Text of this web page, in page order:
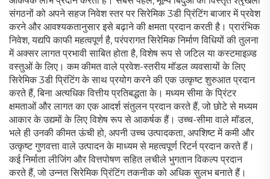
संगठनों को अपने सहज निवेश स्तर पर सिरेमिक 3डी प्रिंटिंग बाजार में प्रवेश
करने और आवश्यकतानुसार इसे बढ़ाने की क्षमता प्रदान करती है। प्रारंभिक
निवेश, यद्यपि काफी महत्वपूर्ण है, परंपरागत सिरेमिक निर्माण विधियों की तुलना
में अक्सर लागत प्रभावी साबित होता है, विशेष रूप से जटिल या कस्टमाइज़्ड
वस्तुओं के लिए। कम कीमत वाले प्रवेश-स्तरीय मॉडल व्यवसायों के लिए
सिरेमिक 3डी प्रिंटिंग के साथ प्रयोग करने की एक उत्कृष्ट शुरुआत प्रदान
करते हैं, बिना अत्यधिक वित्तीय प्रतिबद्धता के। मध्यम सीमा के प्रिंटर
क्षमताओं और लागत का एक आदर्श संतुलन प्रदान करते हैं, जो छोटे से मध्यम
आकार के उद्यमों के लिए विशेष रूप से आकर्षक हैं। उच्च-सीमा वाले मॉडल,
भले ही उनकी कीमत ऊंची हो, अपनी उच्च उत्पादकता, अपशिष्ट में कमी और
उत्कृष्ट गुणवत्ता वाले उत्पादन के माध्यम से महत्वपूर्ण रिटर्न प्रदान करते हैं।
कई निर्माता लीजिंग और वित्तपोषण सहित लचीले भुगतान विकल्प प्रदान
करते हैं, जो उन्नत सिरेमिक प्रिंटिंग तकनीक को अधिक सुलभ बनाते हैं।